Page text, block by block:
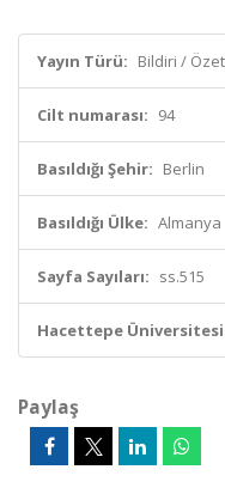
Yayın Türü: Bildiri /
Cilt numarası: 94
Basıldığı Şehir: Berlin
Basıldığı Ülke: Almanya
Sayfa Sayıları: ss.515
Hacettepe
Paylaş